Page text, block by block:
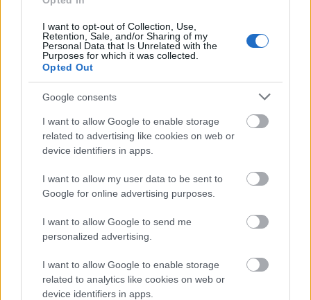
I want to opt-out of Collection, Use,
Retention, Sale, and/or Sharing of my
Personal Data that Is Unrelated with the
Purposes for which it was collected.
Opted Out
Google consents
I want to allow Google to enable storage
related to advertising like cookies on web or
device identifiers in apps.
I want to allow my user data to be sent to
Google for online advertising purposes.
I want to allow Google to send me
personalized advertising.
I want to allow Google to enable storage
related to analytics like cookies on web or
device identifiers in apps.
tökéletesen összeállítani, így aki a Nemzeti Múzeum
most megnyílt kiállításán veszi a fáradtságot és
végignézi a Koronázási filmet, kis túlzással, úgy
érezheti magát, mintha ő is jelen lenne a száz év
előtti eseményen. Bónuszként, ha a vászonról balra
készített fadobozos Ernemann kamerát, amelyet a
Hangosfilm adott kölcsön a kiállításra. Ilyen
kezdetleges eszközökkel dolgozott a nyolc operatőr
érdemes külön
kiemelnünk, mint a magyar filmtörténet egyik
invenciózus alakját.
De mi köze mindehhez a címben emlegetettKertész
Mihálynak, a Casablanca révén világhírű magyar
filmrendezőnek, akit leginkább Michael Curtiz néven
tart számon az egyetemes filmtörténet? Nem
bizonyítottan annyi, hogy alighanem ő lehetett a